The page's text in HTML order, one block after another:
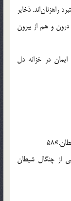
راهزنان‌اند. ذخاير
و هم از بيرون
در خزانه دل
از چنگال شيطان